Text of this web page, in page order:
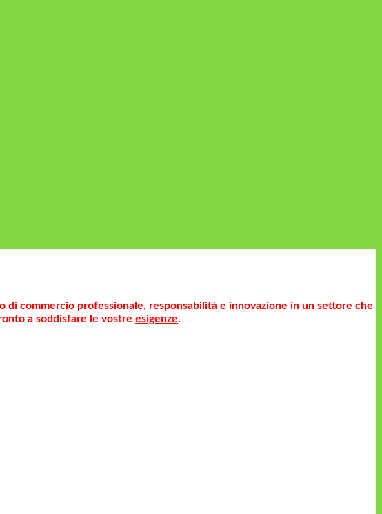
di commercio professionale, responsabilità e innovazione in un settore che
a soddisfare le vostre esigenze.